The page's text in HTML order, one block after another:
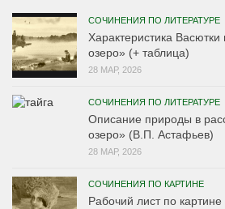
СОЧИНЕНИЯ ПО ЛИТЕРАТУРЕ
Характеристика
озеро» (+ таблица)
28 МАР, 2026
СОЧИНЕНИЯ ПО ЛИТЕРАТУРЕ
Описание природы в
озеро» (В.П. Астафьев)
28 МАР, 2026
СОЧИНЕНИЯ ПО КАРТИНЕ
Рабочий лист по